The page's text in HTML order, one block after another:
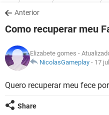
OUTLOOK
INSTAGRAM
GUIA DE COMPRAS
JOGOS
INSTAGRAM
GUIA DE COMPRAS
DOWNLOADS
JOGOS
CELULAR
OUTLOOK
JOGOS
CELULAR
OUTLOOK
INSTAGRAM
GLOSSÁRIO
Anterior
Como recuperar meu
Elizabete gomes -
NicolasGameplay - 17
Quero recuperar meu fece
Share